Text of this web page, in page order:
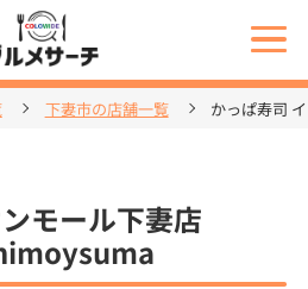
下妻市の店舗一覧 かっぱ寿司
モール下妻店